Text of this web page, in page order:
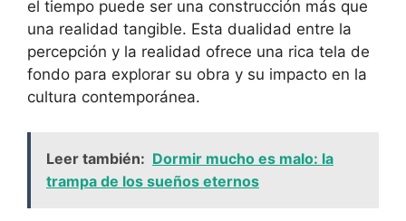
el tiempo puede ser una construcción más que
una realidad tangible. Esta dualidad entre la
percepción y la realidad ofrece una rica tela de
fondo para explorar su obra y su impacto en la
cultura contemporánea.
Leer también: Dormir mucho es malo: la
trampa de los sueños eternos